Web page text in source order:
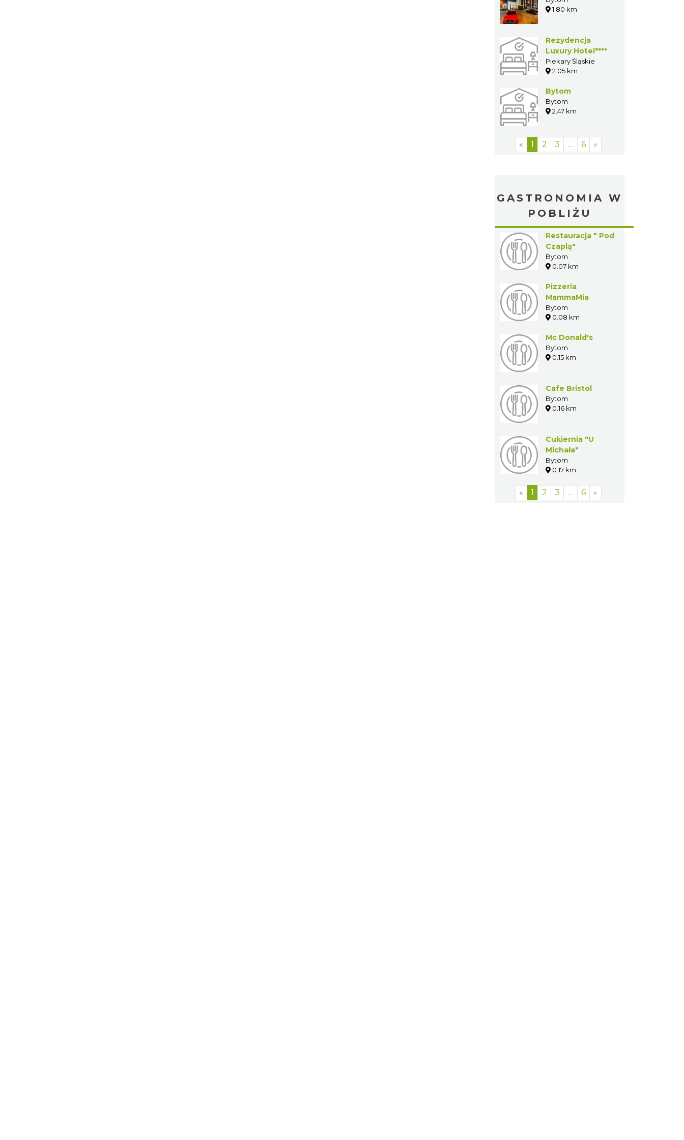
1.80 km
Rezydencja
Luxury Hotel****
Piekary Śląskie
2.05 km
Bytom
Bytom
2.47 km
« 1 2 3 … 6 »
GASTRONOMIA W
POBLIŻU
Restauracja " Pod
Czaplą"
Bytom
0.07 km
Pizzeria
MammaMia
Bytom
0.08 km
Mc Donald's
Bytom
0.15 km
Cafe Bristol
Bytom
0.16 km
Cukiernia "U
Michała"
Bytom
0.17 km
« 1 2 3 … 6 »